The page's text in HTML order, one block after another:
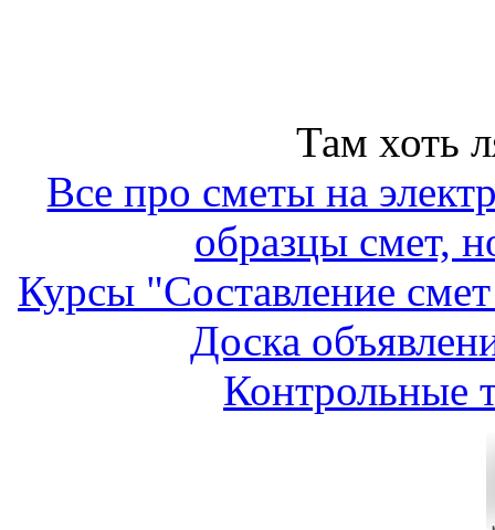
Там хоть
Все про сметы на
образцы смет,
Курсы "Составление
Доска
Контрольные